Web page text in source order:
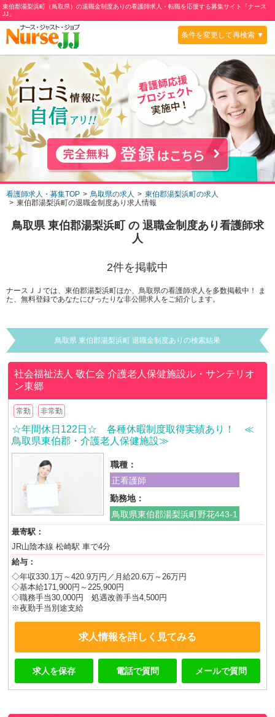
東伯郡湯梨浜町（鳥取県）の退職金制度ありの看護師求人・転職を応援する募集サイト「ナース
JJ」
条件を変更して再検索 ▼
看護師求人・募集TOP 鳥取県の求人
東伯郡湯梨浜町の求人
東伯郡湯梨浜町の退職金制度あり求人情報
鳥取県 東伯郡湯梨浜町 の 退職金制度あり看護師求
人
2件を掲載中
ナースＪＪでは、東伯郡湯梨浜町ほか、鳥取県の看護師求人を多数掲載中！ ま
た、無料登録であなたにぴったりな非公開求人をご紹介します。
鳥取県 東伯郡湯梨浜町 退職金制度ありの検索結果
社会福祉法人 敬仁会介護老人保健施設ル・サンテリオ
ン東郷
常勤 非常勤
☆年間休日122日☆ 各種休暇制度取得実績あり！ ≪
鳥取県東伯郡・介護老人保健施設≫
職種：
正看護師
勤務地：
鳥取県東伯郡湯梨浜町野花443-1
最寄駅：
JR山陰本線 松崎駅 車で4分
給与：
◇年収330.1万～420.9万円／月給20.6万～26万円
◇基本給171,900円～225,900円
◇職務手当30,000円 処遇改善手当4,500円
※夜勤手当別途支給
求人情報を詳しく見てみる
求人を保存 電話で質問 メールで質問